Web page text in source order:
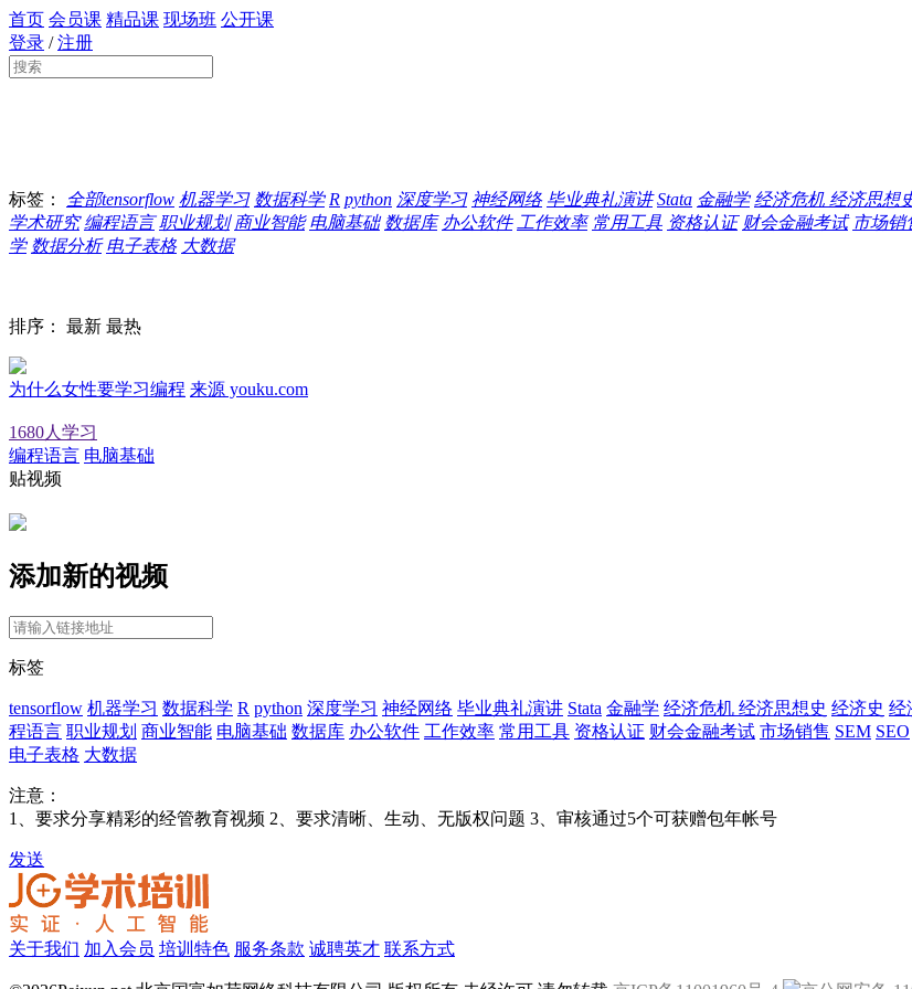
首页 会员课 精品课 现场班 公开课
登录 /注册
标签： 全部tensorflow 机器学习 数据科学 R python 深度学习 神经网络 毕业典礼演讲 Stata 金融学 经济危机 经济思想
学术研究 编程语言 职业规划 商业智能 电脑基础 数据库 办公软件 工作效率 常用工具 资格认证 财会金融考试 市场销
学 数据分析 电子表格 大数据
排序： 最新 最热
为什么女性要学习编程 来源 youku.com
1680人学习
编程语言 电脑基础
贴视频
添加新的视频
标签
tensorflow 机器学习 数据科学 R python 深度学习 神经网络 毕业典礼演讲 Stata 金融学 经济危机 经济思想史 经济史 经
程语言 职业规划 商业智能 电脑基础 数据库 办公软件 工作效率 常用工具 资格认证 财会金融考试 市场销售 SEM SEO
电子表格 大数据
注意：
1、要求分享精彩的经管教育视频 2、要求清晰、生动、无版权问题 3、审核通过5个可获赠包年帐号
发送
关于我们 加入会员 培训特色 服务条款 诚聘英才 联系方式